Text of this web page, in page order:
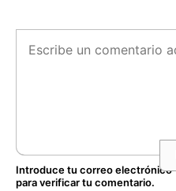
Introduce tu correo electrónico
para verificar tu comentario.